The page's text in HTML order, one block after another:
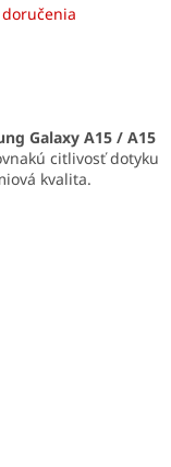
Galaxy A15 / A15
citlivosť dotyku
kvalita.